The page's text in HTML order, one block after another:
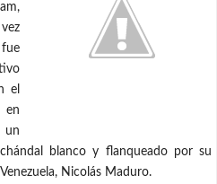
el
en
un
blanco y flanqueado por su
Nicolás Maduro.